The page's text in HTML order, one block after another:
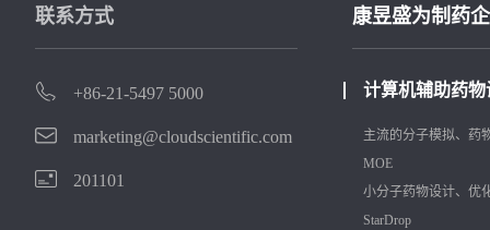
联系方式
+86-21-5497 5000
marketing@cloudscientific.com
201101
康昱盛为制药
计算机辅助药物
主流的分子模拟、药
MOE
小分子药物设计、优
StarDrop